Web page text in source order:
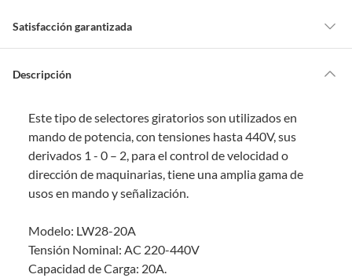
Satisfacción garantizada
de la compra.
comprado por internet y que hay ciertas categorías que no tienen este
derecho:
Productos que, por su naturaleza, no puedan ser devueltos,
puedan deteriorarse o caducar con rapidez.
Confeccionados a la medida.
En sodimac.cl te damos30 días desde que recibes el producto
estar en perfecto estado, con todas sus etiquetas y sin uso, tal como te lo
entregamos.
Descripción
Este tipo de selectores giratorios son utilizados en
mando de potencia, con tensiones hasta 440V, sus
derivados 1 - 0 – 2, para el control de velocidad o
dirección de maquinarias, tiene una amplia gama de
usos en mando y señalización.
Modelo: LW28-20A
Tensión Nominal: AC 220-440V
Capacidad de Carga: 20A.